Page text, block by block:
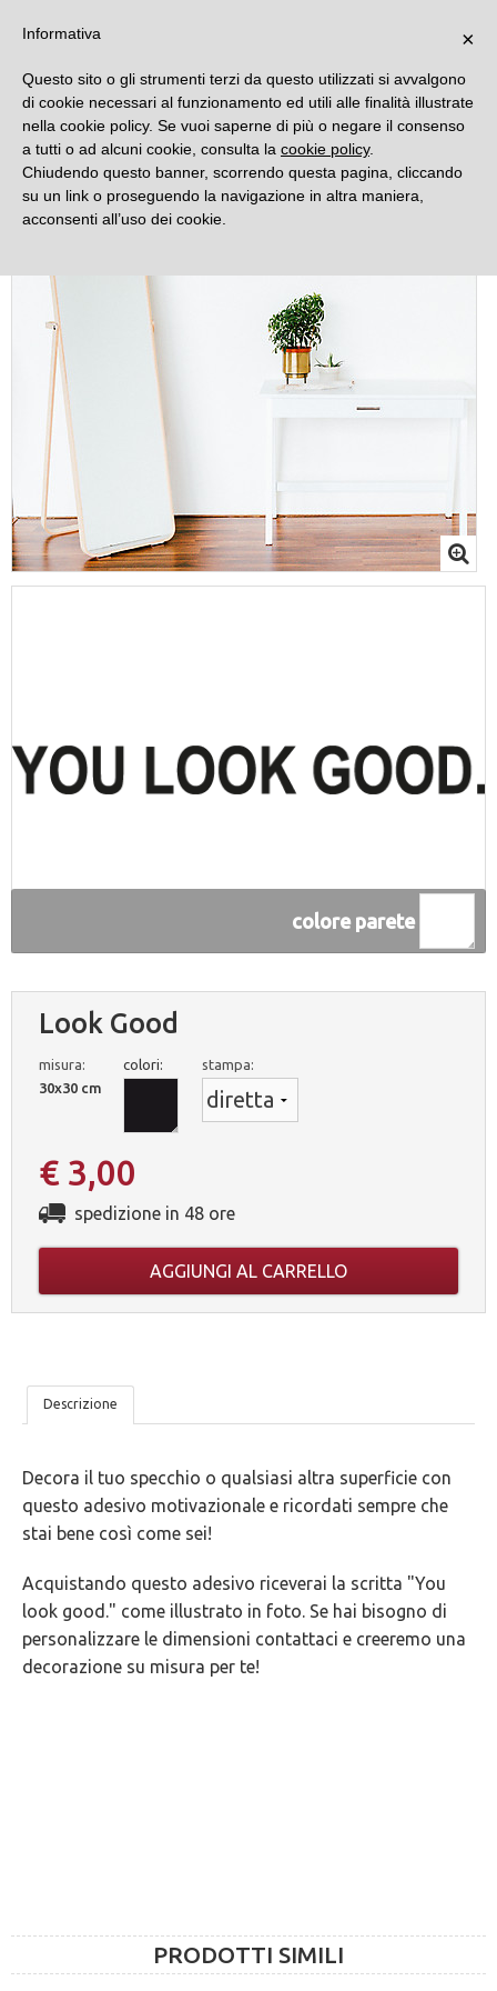
colore parete
Look Good
misura:
30x30 cm
colori: stampa:
€ 3,00
spedizione in 48 ore
AGGIUNGI AL CARRELLO
LE
GARANZIE
Descrizione
Decora il tuo specchio o qualsiasi altra superficie con
questo adesivo motivazionale e ricordati sempre che
stai bene così come sei!
Acquistando questo adesivo riceverai la scritta "You
look good." come illustrato in foto. Se hai bisogno di
personalizzare le dimensioni contattaci e creeremo una
decorazione su misura per te!
PRODOTTI SIMILI
×
Informativa
Questo sito o gli strumenti terzi da questo utilizzati si avvalgono
di cookie necessari al funzionamento ed utili alle finalità illustrate
nella cookie policy. Se vuoi saperne di più o negare il consenso
a tutti o ad alcuni cookie, consulta la cookie policy.
Chiudendo questo banner, scorrendo questa pagina, cliccando
su un link o proseguendo la navigazione in altra maniera,
acconsenti all’uso dei cookie.